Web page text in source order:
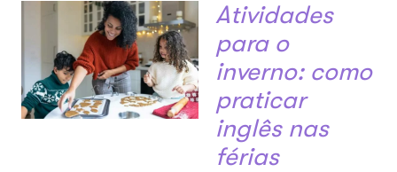
Atividades
para o
inverno: como
praticar
inglês nas
férias